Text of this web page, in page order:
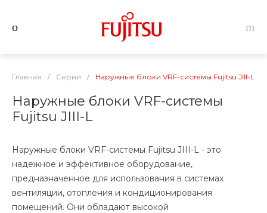
Главная / Серии / Наружные блоки VRF-системы Fujitsu JIII-L
Наружные блоки VRF-системы
Fujitsu JIII-L
Наружные блоки VRF-системы Fujitsu JIII-L - это
надежное и эффективное оборудование,
предназначенное для использования в системах
вентиляции, отопления и кондиционирования
помещений. Они обладают высокой